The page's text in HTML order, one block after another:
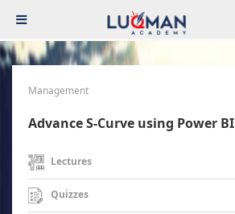
Management
Advance S-Curve using Power BI
Lectures
Quizzes